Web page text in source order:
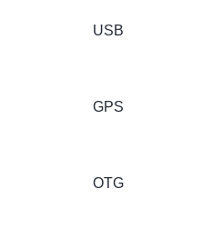
USB
GPS
OTG